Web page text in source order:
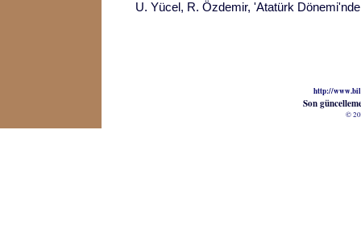
U. Yücel, R. Özdemir, 'Atatürk
http://
Son
©